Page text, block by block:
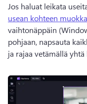
Jos haluat leikata
usean kohteen
vaihtonäppäin
pohjaan, napsauta
ja rajaa vetämällä yhtä